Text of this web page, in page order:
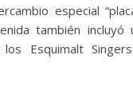
especial
también incluyó
los Esquimalt